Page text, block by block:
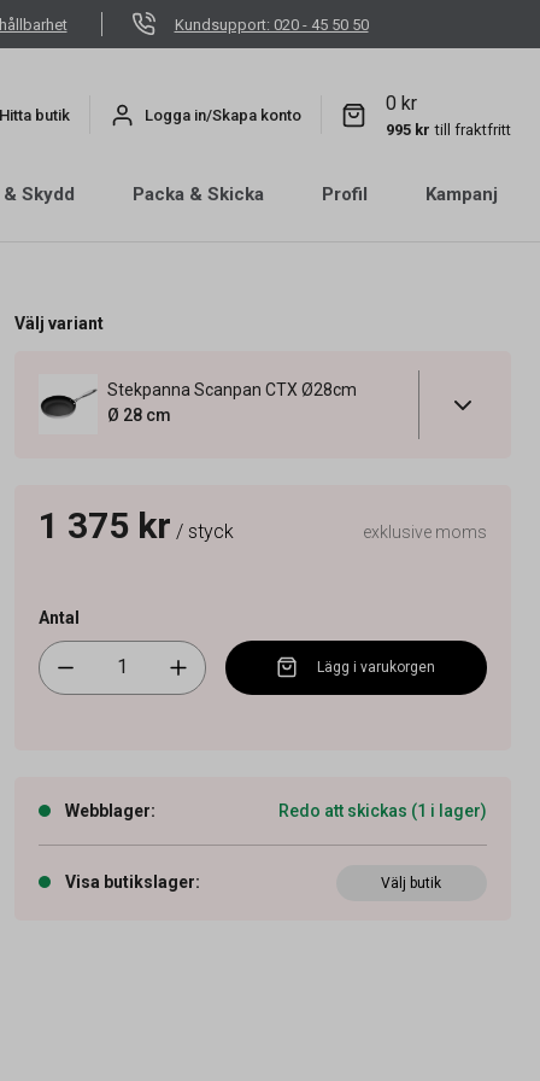
Kundsupport: 020 - 45 50 50
Hitta butik Logga in/Skapa konto
0 kr
995 kr till fraktfritt
Skydd Packa & Skicka Profil Kampanj
Välj variant
Stekpanna Scanpan CTX Ø28cm
Ø 28 cm
1 375 kr / styck exklusive moms
Antal
Lägg i varukorgen
Webblager: Redo att skickas (1 i lager)
Visa butikslager: Välj butik